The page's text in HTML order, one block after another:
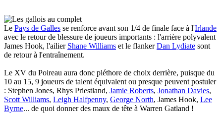
Le Pays de Galles se renforce avant son 1/4 de finale face à l'Irlande
avec le retour de blessure de joueurs importants : l'arrière polyvalent
James Hook, l'ailier Shane Williams et le flankerDan Lydiate sont
de retour à l'entraînement.
Le XV du Poireau aura donc pléthore de choix derrière, puisque du
10 au 15, 9 joueurs de talent équivalent ou presque peuvent postuler
: Stephen Jones, Rhys Priestland, Jamie Roberts, Jonathan Davies,
Scott Williams, Leigh Halfpenny, George North, James Hook, Lee
Byrne... de quoi donner des maux de tête à Warren Gatland !